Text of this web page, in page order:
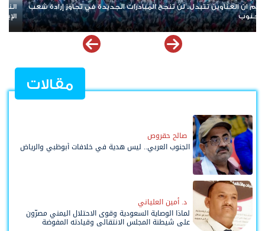
بين فوهة الحرب وطاولة التفاوض.. ضبابية المشهد الأمريكي
تعيد إشعال أسواق الطاقة العالمية
مقالات
صالح حقروص
الجنوب العربي.. ليس هدية في خلافات أبوظبي والرياض
د. أمين العلياني
لماذا الوصاية السعودية وقوى الاحتلال اليمني مصرّون
على شيطنة المجلس الانتقالي وقيادته المفوضة